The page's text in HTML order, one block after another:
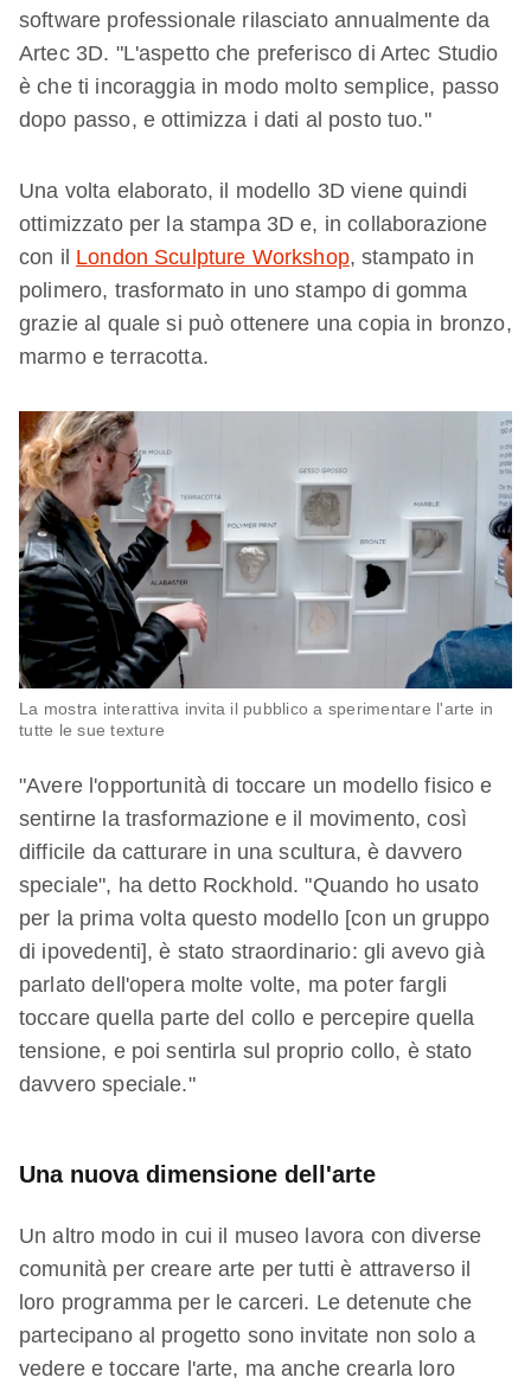
software professionale rilasciato annualmente da
Artec 3D. "L'aspetto che preferisco di Artec Studio
è che ti incoraggia in modo molto semplice, passo
dopo passo, e ottimizza i dati al posto tuo."
Una volta elaborato, il modello 3D viene quindi
ottimizzato per la stampa 3D e, in collaborazione
con il London Sculpture Workshop, stampato in
polimero, trasformato in uno stampo di gomma
grazie al quale si può ottenere una copia in bronzo,
marmo e terracotta.
La mostra interattiva invita il pubblico a sperimentare l'arte in
tutte le sue texture
"Avere l'opportunità di toccare un modello fisico e
sentirne la trasformazione e il movimento, così
difficile da catturare in una scultura, è davvero
speciale", ha detto Rockhold. "Quando ho usato
per la prima volta questo modello [con un gruppo
di ipovedenti], è stato straordinario: gli avevo già
parlato dell'opera molte volte, ma poter fargli
toccare quella parte del collo e percepire quella
tensione, e poi sentirla sul proprio collo, è stato
davvero speciale."
Una nuova dimensione dell'arte
Un altro modo in cui il museo lavora con diverse
comunità per creare arte per tutti è attraverso il
loro programma per le carceri. Le detenute che
partecipano al progetto sono invitate non solo a
vedere e toccare l'arte, ma anche crearla loro